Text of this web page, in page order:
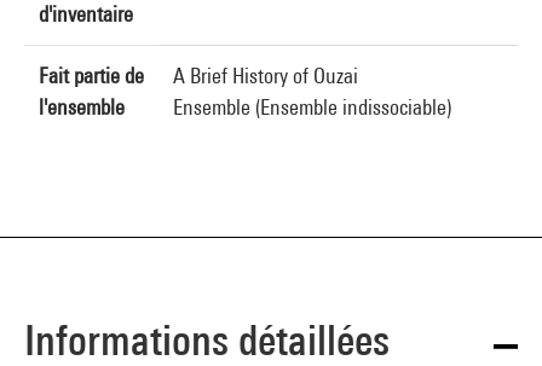
d'inventaire
Fait partie de
l'ensemble
A Brief History of Ouzai
Ensemble (Ensemble indissociable)
Informations détaillées